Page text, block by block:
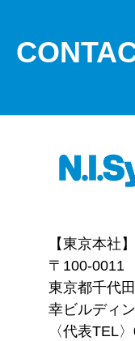
【東京本社】
〒100-0011
東京都千代
幸ビルディ
〈代表TEL